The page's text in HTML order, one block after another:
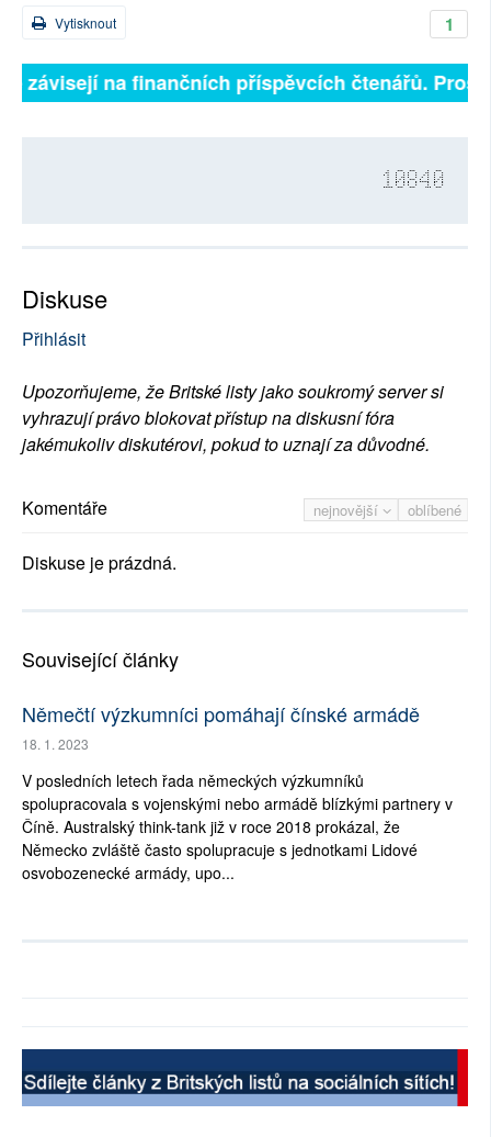
1
Vytisknout
závisejí na finančních příspěvcích čtenářů.
10840
Diskuse
Přihlásit
Upozorňujeme, že Britské listy jako soukromý server si
vyhrazují právo blokovat přístup na diskusní fóra
jakémukoliv diskutérovi, pokud to uznají za důvodné.
nejnovější oblíbené
Komentáře
Diskuse je prázdná.
Související články
Němečtí výzkumníci pomáhají čínské armádě
18. 1. 2023
V posledních letech řada německých výzkumníků
spolupracovala s vojenskými nebo armádě blízkými partnery v
Číně. Australský think-tank již v roce 2018 prokázal, že
Německo zvláště často spolupracuje s jednotkami Lidové
osvobozenecké armády, upo...